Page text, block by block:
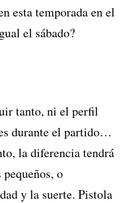
esta temporada en el
el sábado?
tanto, ni el perfil
durante el partido…
la diferencia tendrá
o
y la suerte. Pistola